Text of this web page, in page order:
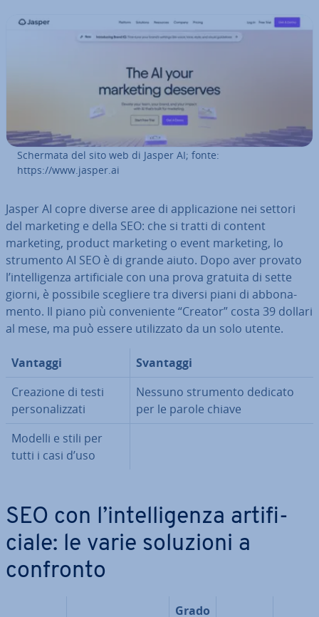
Schermata del sito web di Jasper AI; fonte:
https://www.jasper.ai
Jasper AI copre diverse aree di ap­pli­ca­zio­ne nei settori
del marketing e della SEO: che si tratti di content
marketing, product marketing o event marketing, lo
strumento AI SEO è di grande aiuto. Dopo aver provato
l’in­tel­li­gen­za ar­ti­fi­cia­le con una prova gratuita di sette
giorni, è possibile scegliere tra diversi piani di ab­bo­na­
men­to. Il piano più con­ve­nien­te “Creator” costa 39 dollari
al mese, ma può essere uti­liz­za­to da un solo utente.
Vantaggi
Svantaggi
Creazione di testi
per­so­na­liz­za­ti
Nessuno strumento dedicato
per le parole chiave
Modelli e stili per
tutti i casi d’uso
SEO con l’in­tel­li­gen­za ar­ti­fi­
cia­le: le varie soluzioni a
confronto
Grado